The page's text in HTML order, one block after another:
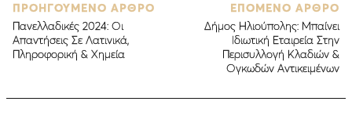
ΠΡΟΗΓΟΥΜΕΝΟ ΑΡΘΡΟ
Πανελλαδικές 2024: Οι
Απαντήσεις Σε Λατινικά,
Πληροφορική & Χημεία
ΕΠΟΜΕΝΟ ΑΡΘΡΟ
Δήμος Ηλιούπολης: Μπαίνει
Ιδιωτική Εταιρεία Στην
Περισυλλογή Κλαδιών &
Ογκωδών Αντικειμένων